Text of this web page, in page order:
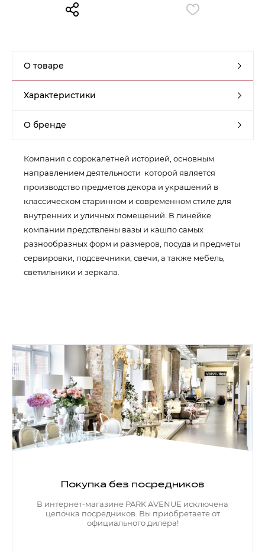
О товаре
Характеристики
О бренде
Компания с сорокалетней историей, основным
направлением деятельности которой является
производство предметов декора и украшений в
классическом старинном и современном стиле для
внутренних и уличных помещений. В линейке
компании предствлены вазы и кашпо самых
разнообразных форм и размеров, посуда и предметы
сервировки, подсвечники, свечи, а также мебель,
светильники и зеркала.
Покупка без посредников
В интернет-магазине PARK AVENUE исключена
цепочка посредников. Вы приобретаете от
официального дилера!